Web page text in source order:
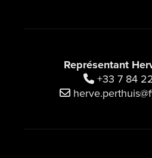
Représentant
+33 7 84